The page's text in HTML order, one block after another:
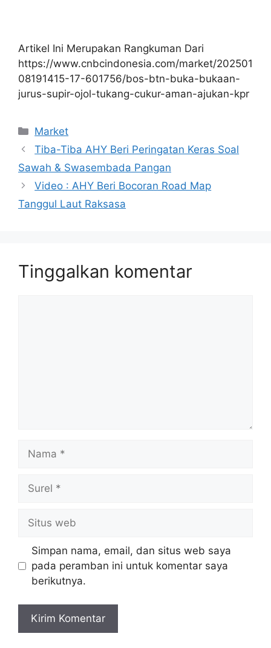
Artikel Ini Merupakan Rangkuman Dari
https://www.cnbcindonesia.com/market/202501
08191415-17-601756/bos-btn-buka-bukaan-
jurus-supir-ojol-tukang-cukur-aman-ajukan-kpr
Kategori
Market
Tiba-Tiba AHY Beri Peringatan Keras Soal
Sawah & Swasembada Pangan
Video : AHY Beri Bocoran Road Map
Tanggul Laut Raksasa
Tinggalkan komentar
Nama
Surel
Situs
web
Simpan nama, email, dan situs web saya
pada peramban ini untuk komentar saya
berikutnya.